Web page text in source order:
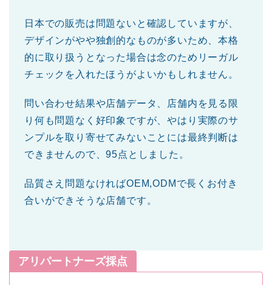
日本での販売は問題ないと確認していますが、
デザインがやや独創的なものが多いため、本格
的に取り扱うとなった場合は念のためリーガル
チェックを入れたほうがよいかもしれません。
問い合わせ結果や店舗データ、店舗内を見る限
り何も問題なく好印象ですが、やはり実際のサ
ンプルを取り寄せてみないことには最終判断は
できませんので、95点としました。
品質さえ問題なければOEM,ODMで長くお付き
合いができそうな店舗です。
アリパートナーズ採点